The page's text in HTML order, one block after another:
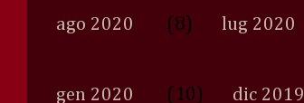
ago 2020 (8) lug 2020
gen 2020 (10) dic 2019